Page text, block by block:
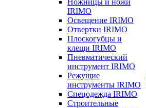
Ножницы и ножи
IRIMO
Освещение IRIMO
Отвертки IRIMO
Плоскогубцы и
клещи IRIMO
Пневматический
инструмент IRIMO
Режущие
инструменты IRIMO
Спецодежда IRIMO
Строительные